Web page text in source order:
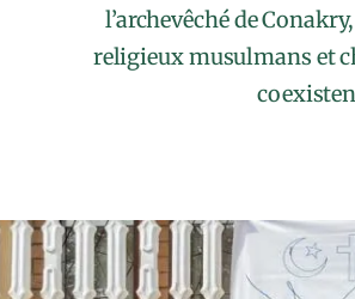
l’archevêché de
religieux musulmans et